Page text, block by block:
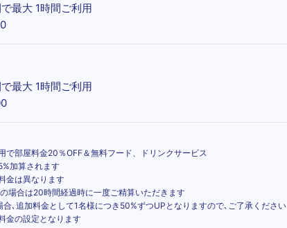
最大 1時間ご利用
最大 1時間ご利用
で部屋料金20％OFF＆無料フード、ドリンクサービス
加算されます
金は異なります
場合は20時間経過時に一度ご精算いただきます
､追加料金として1名様につき50%ずつUPとなりますので､ご了承ください
金の設定となります